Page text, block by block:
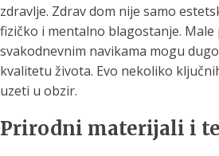
zdravlje. Zdrav dom nije samo
fizičko i mentalno blagostanje.
svakodnevnim navikama mogu
kvalitetu života. Evo nekoliko
uzeti u obzir.
Prirodni materijali i